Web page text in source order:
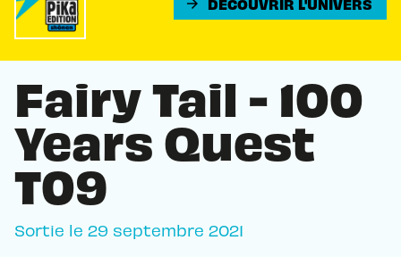
arrow_forward
Fairy Tail - 100
Years Quest
T09
Sortie le 29 septembre 2021